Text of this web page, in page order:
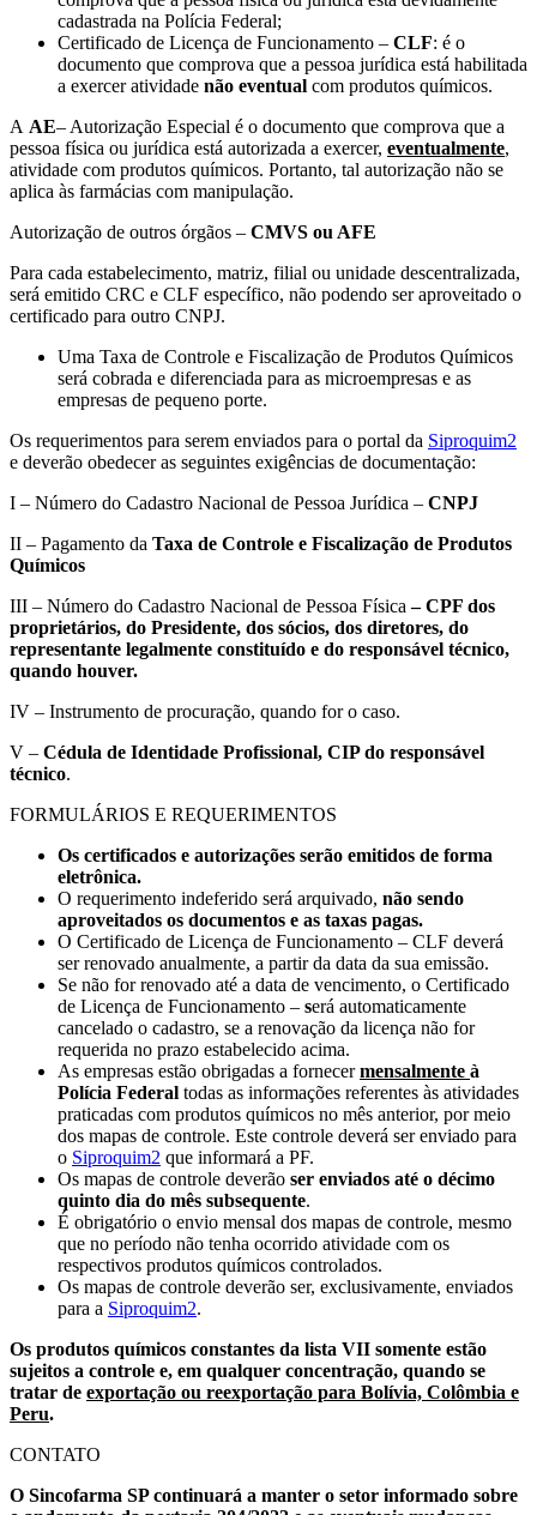
cadastrada na Polícia Federal;
Certificado de Licença de Funcionamento – CLF: é o
documento que comprova que a pessoa jurídica está habilitada
a exercer atividade não eventual com produtos químicos.
A AE– Autorização Especial é o documento que comprova que a
pessoa física ou jurídica está autorizada a exercer, eventualmente,
atividade com produtos químicos. Portanto, tal autorização não se
aplica às farmácias com manipulação.
Autorização de outros órgãos – CMVS ou AFE
Para cada estabelecimento, matriz, filial ou unidade descentralizada,
será emitido CRC e CLF específico, não podendo ser aproveitado o
certificado para outro CNPJ.
Uma Taxa de Controle e Fiscalização de Produtos Químicos
será cobrada e diferenciada para as microempresas e as
empresas de pequeno porte.
Os requerimentos para serem enviados para o portal da Siproquim2
e deverão obedecer as seguintes exigências de documentação:
I – Número do Cadastro Nacional de Pessoa Jurídica – CNPJ
II – Pagamento da Taxa de Controle e Fiscalização de Produtos
Químicos
III – Número do Cadastro Nacional de Pessoa Física– CPF dos
proprietários, do Presidente, dos sócios, dos diretores, do
representante legalmente constituído e do responsável técnico,
quando houver.
IV – Instrumento de procuração, quando for o caso.
V – Cédula de Identidade Profissional, CIP do responsável
técnico.
FORMULÁRIOS E REQUERIMENTOS
Os certificados e autorizações serão emitidos de forma
eletrônica.
O requerimento indeferido será arquivado, não sendo
aproveitados os documentos e as taxas pagas.
O Certificado de Licença de Funcionamento – CLF deverá
ser renovado anualmente, a partir da data da sua emissão.
Se não for renovado até a data de vencimento, o Certificado
de Licença de Funcionamento – será automaticamente
cancelado o cadastro, se a renovação da licença não for
requerida no prazo estabelecido acima.
As empresas estão obrigadas a fornecermensalmente à
Polícia Federal todas as informações referentes às atividades
praticadas com produtos químicos no mês anterior, por meio
dos mapas de controle. Este controle deverá ser enviado para
o Siproquim2 que informará a PF.
Os mapas de controle deverão ser enviados até o décimo
quinto dia do mês subsequente.
É obrigatório o envio mensal dos mapas de controle, mesmo
que no período não tenha ocorrido atividade com os
respectivos produtos químicos controlados.
Os mapas de controle deverão ser, exclusivamente, enviados
para a Siproquim2.
Os produtos químicos constantes da lista VII somente estão
sujeitos a controle e, em qualquer concentração, quando se
tratar de exportação ou reexportação para Bolívia, Colômbia e
Peru.
CONTATO
O Sincofarma SP continuará a manter o setor informado sobre